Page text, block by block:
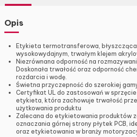
Opis
Etykieta termotransferowa,
wysokowydajnym, trwałym klejem
Niezrównana odporność na
Doskonała trwałość oraz odporność
rozdarcia i wodę.
Świetna przyczepność do szerokiej
Certyfikat UL do zastosowań w
etykieta, która zachowuje trwałość
użytkowania produktu
Zalecana do etykietowania produktów
oznaczania górnej strony płytek PCB,
oraz etykietowania w branży